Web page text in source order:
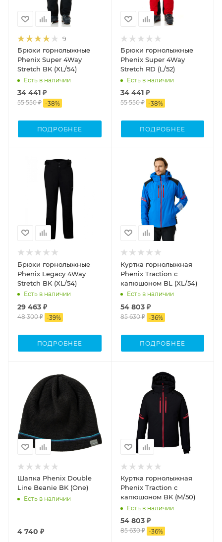
9
Брюки горнолыжные
Phenix Super 4Way
Stretch BK (XL/54)
Есть в наличии
34 441 ₽
55 550 ₽ -38%
ПОДРОБНЕЕ
Брюки горнолыжные
Phenix Super 4Way
Stretch RD (L/52)
Есть в наличии
34 441 ₽
55 550 ₽ -38%
ПОДРОБНЕЕ
Брюки горнолыжные
Phenix Legacy 4Way
Stretch BK (XL/54)
Есть в наличии
29 463 ₽
48 300 ₽ -39%
ПОДРОБНЕЕ
Куртка горнолыжная
Phenix Traction с
капюшоном BL (XL/54)
Есть в наличии
54 803 ₽
85 630 ₽ -36%
ПОДРОБНЕЕ
Шапка Phenix Double
Line Beanie BK (One)
Есть в наличии
4 740 ₽
Куртка горнолыжная
Phenix Traction с
капюшоном BK (M/50)
Есть в наличии
54 803 ₽
85 630 ₽ -36%